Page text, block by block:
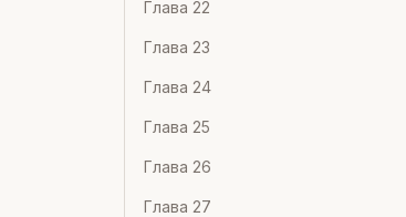
Глава 22
Глава 23
Глава 24
Глава 25
Глава 26
Глава 27